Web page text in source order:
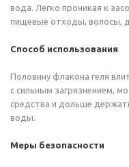
вода. Легко проникая к
пищевые отходы, волосы,
Способ использования
Половину флакона геля
с сильным загрязнением,
средства и дольше
воды.
Меры безопасности